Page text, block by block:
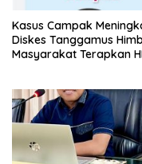
Kasus Campak
Diskes Tanggamus
Masyarakat Terapkan